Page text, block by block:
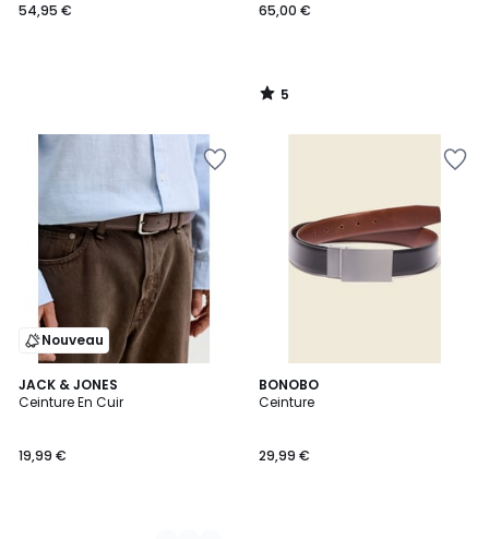
54,95 €
65,00 €
5
/
Nouveau
JACK & JONES
Ceinture En Cuir
19,99 €
2
Couleurs
BONOBO
Ceinture
29,99 €